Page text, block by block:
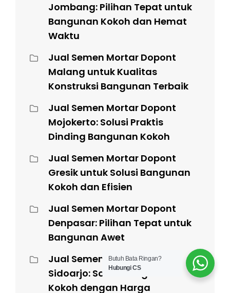
Jombang: Pilihan Tepat untuk
Bangunan Kokoh dan Hemat
Waktu
Jual Semen Mortar Dopont
Malang untuk Kualitas
Konstruksi Bangunan Terbaik
Jual Semen Mortar Dopont
Mojokerto: Solusi Praktis
Dinding Bangunan Kokoh
Jual Semen Mortar Dopont
Gresik untuk Solusi Bangunan
Kokoh dan Efisien
Jual Semen Mortar Dopont
Denpasar: Pilihan Tepat untuk
Bangunan Awet
Jual Semen Mortar Dopont
Sidoarjo: Solusi Bangunan
Kokoh dengan Harga
Butuh Bata Ringan?
Hubungi CS